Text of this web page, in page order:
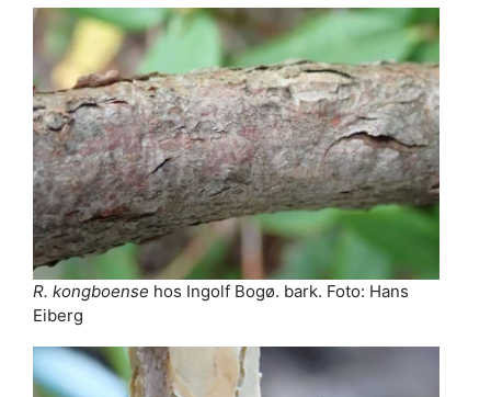
R. kongboense hos Ingolf Bogø. bark. Foto: Hans
Eiberg